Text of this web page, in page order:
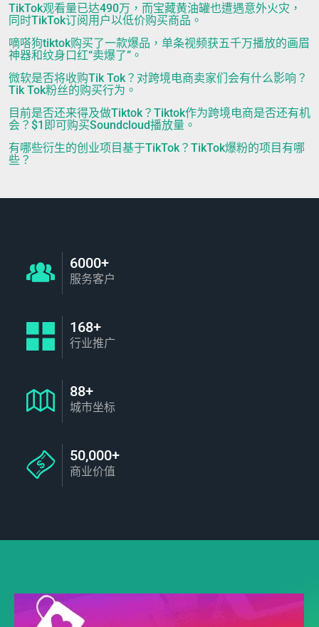
TikTok观看量已达490万，而宝藏黄油罐也遭遇意外火灾，
同时TikTok订阅用户以低价购买商品。
嘀嗒狗tiktok购买了一款爆品，单条视频获五千万播放的画眉
神器和纹身口红“卖爆了”。
微软是否将收购Tik Tok？对跨境电商卖家们会有什么影响？
Tik Tok粉丝的购买行为。
目前是否还来得及做Tiktok？Tiktok作为跨境电商是否还有机
会？$1即可购买Soundcloud播放量。
有哪些衍生的创业项目基于TikTok？TikTok爆粉的项目有哪
些？
6000+
服务客户
168+
行业推广
88+
城市坐标
50,000+
商业价值